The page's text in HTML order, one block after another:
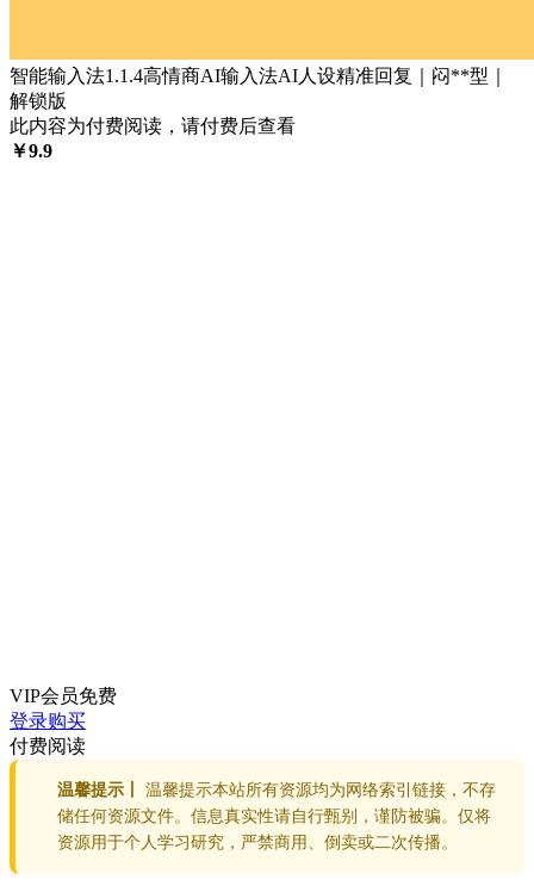
智能输入法1.1.4高情商AI输入法AI人设精准回复｜闷**型｜
解锁版
此内容为付费阅读，请付费后查看
￥9.9
VIP会员免费
登录购买
付费阅读
温馨提示丨
温馨提示本站所有资源均为网络索引链接，不存
储任何资源文件。信息真实性请自行甄别，谨防被骗。仅将
资源用于个人学习研究，严禁商用、倒卖或二次传播。